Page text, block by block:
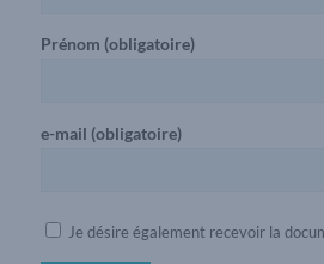
Prénom (obligatoire)
e-mail (obligatoire)
Je désire également recevoir la